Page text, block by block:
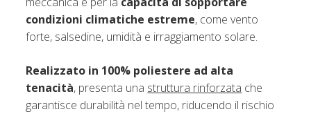
condizioni climatiche estreme, come vento
forte, salsedine, umidità e irraggiamento solare.
Realizzato in 100% poliestere ad alta
tenacità, presenta una struttura rinforzata che
garantisce durabilità nel tempo, riducendo il rischio